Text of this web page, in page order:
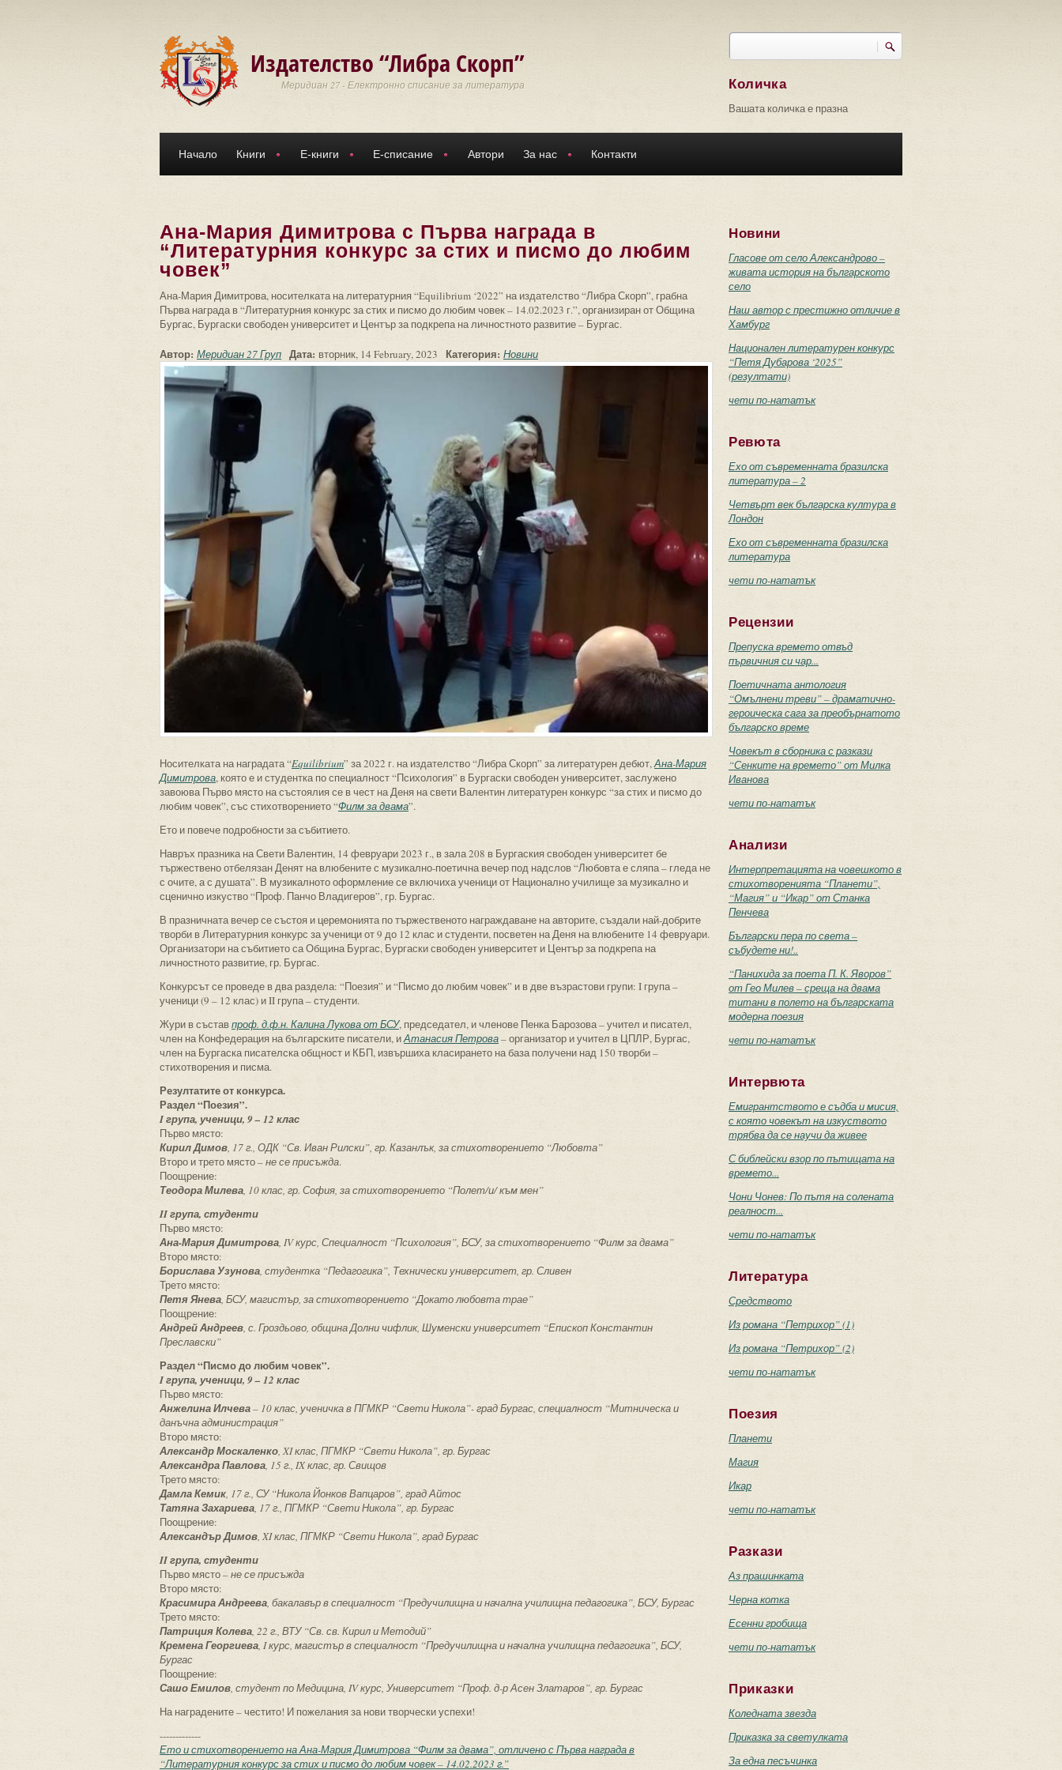
Издателство “Либра Скорп”
Меридиан 27 - Електронно списание за литература
Търси
Количка
Вашата количка е празна
Начало Книги Е-книги Е-списание Автори За нас Контакти
Ана-Мария Димитрова с Първа награда в
“Литературния конкурс за стих и писмо до любим
човек”
Ана-Мария Димитрова, носителката на литературния “Equilibrium ‘2022” на издателство “Либра Скорп”, грабна
Първа награда в “Литературния конкурс за стих и писмо до любим човек – 14.02.2023 г.”, организиран от Община
Бургас, Бургаски свободен университет и Център за подкрепа на личностното развитие – Бургас.
Автор: Меридиан 27 Груп Дата: вторник, 14 February, 2023 Категория: Новини
Носителката на наградата “Equilibrium” за 2022 г. на издателство “Либра Скорп” за литературен дебют,Ана-Мария
Димитрова, която е и студентка по специалност “Психология” в Бургаски свободен университет, заслужено
завоюва Първо място на състоялия се в чест на Деня на свети Валентин литературен конкурс “за стих и писмо до
любим човек”, със стихотворението “Филм за двама”.
Ето и повече подробности за събитието.
Навръх празника на Свети Валентин, 14 февруари 2023 г., в зала 208 в Бургаския свободен университет бе
тържествено отбелязан Денят на влюбените с музикално-поетична вечер под надслов “Любовта е сляпа – гледа не
с очите, а с душата”. В музикалното оформление се включиха ученици от Национално училище за музикално и
сценично изкуство “Проф. Панчо Владигеров”, гр. Бургас.
В празничната вечер се състоя и церемонията по тържественото награждаване на авторите, създали най-добрите
творби в Литературния конкурс за ученици от 9 до 12 клас и студенти, посветен на Деня на влюбените 14 февруари.
Организатори на събитието са Община Бургас, Бургаски свободен университет и Център за подкрепа на
личностното развитие, гр. Бургас.
Конкурсът се проведе в два раздела: “Поезия” и “Писмо до любим човек” и в две възрастови групи: I група –
ученици (9 – 12 клас) и II група – студенти.
Жури в съставпроф. д.ф.н. Калина Лукова от БСУ, председател, и членове Пенка Барозова – учител и писател,
член на Конфедерация на българските писатели, иАтанасия Петрова– организатор и учител в ЦПЛР, Бургас,
член на Бургаска писателска общност и КБП, извършиха класирането на база получени над 150 творби –
стихотворения и писма.
Резултатите от конкурса.
Раздел “Поезия”.
I група, ученици, 9 – 12 клас
Първо място:
Кирил Димов, 17 г., ОДК “Св. Иван Рилски”, гр. Казанлък, за стихотворението “Любовта”
Второ и трето място –не се присъжда.
Поощрение:
Теодора Милева, 10 клас, гр. София, за стихотворението “Полет/и/ към мен”
II група, студенти
Първо място:
Ана-Мария Димитрова, IV курс, Специалност “Психология”, БСУ, за стихотворението “Филм за двама”
Второ място:
Борислава Узунова, студентка “Педагогика”, Технически университет, гр. Сливен
Трето място:
Петя Янева, БСУ, магистър, за стихотворението “Докато любовта трае”
Поощрение:
Андрей Андреев, с. Гроздьово, община Долни чифлик, Шуменски университет “Епископ Константин
Преславски”
Раздел “Писмо до любим човек”.
I група, ученици, 9 – 12 клас
Първо място:
Анжелина Илчева– 10 клас, ученичка в ПГМКР “Свети Никола”- град Бургас, специалност “Митническа и
данъчна администрация”
Второ място:
Александр Москаленко, XIклас, ПГМКР “Свети Никола”, гр. Бургас
Александра Павлова, 15 г., IX клас, гр. Свищов
Трето място:
Дамла Кемик, 17 г., СУ “Никола Йонков Вапцаров”, град Айтос
Татяна Захариева, 17 г., ПГМКР “Свети Никола”, гр. Бургас
Поощрение:
Александър Димов, XIклас, ПГМКР “Свети Никола”, град Бургас
II група, студенти
Първо място –не се присъжда
Второ място:
Красимира Андреева, бакалавър в специалност “Предучилищна и начална училищна педагогика”, БСУ, Бургас
Трето място:
Патриция Колева, 22 г., ВТУ “Св. св. Кирил и Методий”
Кремена Георгиева, I курс, магистър в специалност “Предучилищна и начална училищна педагогика”, БСУ,
Бургас
Поощрение:
Сашо Емилов, студент по Медицина, IV курс, Университет “Проф. д-р Асен Златаров”, гр. Бургас
На наградените – честито! И пожелания за нови творчески успехи!
-------------
Ето и стихотворението на Ана-Мария Димитрова “Филм за двама”, отличено с Първа награда в
“Литературния конкурс за стих и писмо до любим човек – 14.02.2023 г.”
Новини
Гласове от село Александрово –
живата история на българското
село
Наш автор с престижно отличие в
Хамбург
Национален литературен конкурс
“Петя Дубарова ‘2025”
(резултати)
чети по-нататък
Ревюта
Ехо от съвременната бразилска
литература – 2
Четвърт век българска култура в
Лондон
Ехо от съвременната бразилска
литература
чети по-нататък
Рецензии
Препуска времето отвъд
първичния си чар...
Поетичната антология
“Омълнени треви” – драматично-
героическа сага за преобърнатото
българско време
Човекът в сборника с разкази
“Сенките на времето” от Милка
Иванова
чети по-нататък
Анализи
Интерпретацията на човешкото в
стихотворенията “Планети”,
“Магия” и “Икар” от Станка
Пенчева
Български пера по света –
събудете ни!..
“Панихида за поета П. К. Яворов”
от Гео Милев – среща на двама
титани в полето на българската
модерна поезия
чети по-нататък
Интервюта
Емигрантството е съдба и мисия,
с която човекът на изкуството
трябва да се научи да живее
С библейски взор по пътищата на
времето...
Чони Чонев: По пътя на солената
реалност...
чети по-нататък
Литература
Средството
Из романа “Петрихор” (1)
Из романа “Петрихор” (2)
чети по-нататък
Поезия
Планети
Магия
Икар
чети по-нататък
Разкази
Аз прашинката
Черна котка
Есенни гробища
чети по-нататък
Приказки
Коледната звезда
Приказка за светулката
За една песъчинка